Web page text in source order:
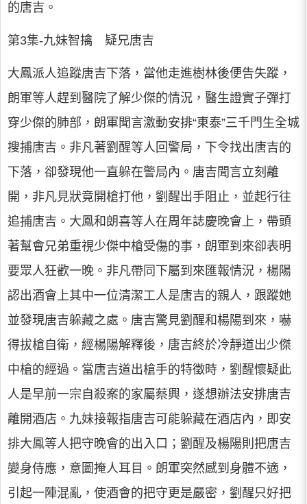
的唐吉。
第3集-九妹智擒 疑兄唐吉
大鳳派人追蹤唐吉下落，當他走進樹林後便告失蹤，
朗軍等人趕到醫院了解少傑的情況，醫生證實子彈打
穿少傑的肺部，朗軍聞言激動安排“東泰”三千門生全城
搜捕唐吉。非凡著劉醒等人回警局，下令找出唐吉的
下落，卻發現他一直躲在警局內。唐吉聞言立刻離
開，非凡見狀竟開槍打他，劉醒出手阻止，並起行往
追捕唐吉。大鳳和朗喜等人在周年誌慶晚會上，帶頭
著幫會兄弟重視少傑中槍受傷的事，朗軍到來卻表明
要眾人狂歡一晚。非凡帶同下屬到來匯報情況，楊陽
認出酒會上其中一位清潔工人是唐吉的親人，跟蹤她
並發現唐吉躲藏之處。唐吉驚見劉醒和楊陽到來，嚇
得拔槍自衛，經楊陽解釋後，唐吉終於冷靜道出少傑
中槍的經過。當唐吉道出槍手的特徵時，劉醒懷疑此
人是早前一宗自殺案的家屬蔡興，遂想辦法安排唐吉
離開酒店。九妹接報指唐吉可能躲藏在酒店內，即安
排大鳳等人把守晚會的出入口；劉醒及楊陽則把唐吉
變身侍應，意圖掩人耳目。朗軍突然感到身體不適，
引起一陣混亂，使酒會的把守更是嚴密，劉醒只好把